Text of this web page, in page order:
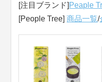
[注目ブランド] Peaple
[People Tree]商品一覧/